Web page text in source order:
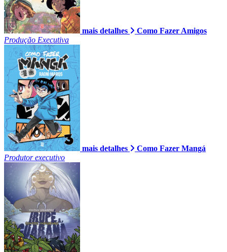
mais detalhes
Como Fazer Amigos
Produção Executiva
mais detalhes
Como Fazer Mangá
Produtor executivo